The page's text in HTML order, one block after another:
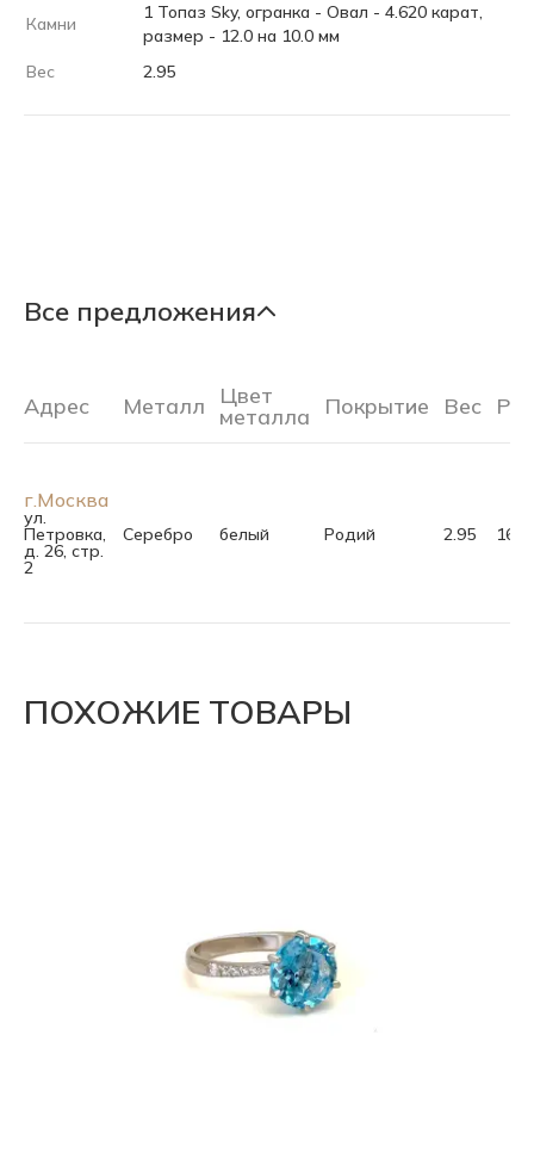
Камни
1 Топаз Sky, огранка - Овал - 4.620 карат,
размер - 12.0 на 10.0 мм
Вес
2.95
Все предложения
Адрес Металл Цвет
металла Покрытие Вес
г.Москва
ул.
Петровка,
д. 26, стр.
2
Серебро белый Родий 2.95 16.5
ПОХОЖИЕ ТОВАРЫ